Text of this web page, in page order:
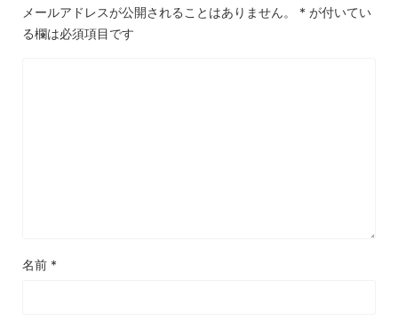
メールアドレスが公開されることはありません。 * が付いてい
る欄は必須項目です
名前 *